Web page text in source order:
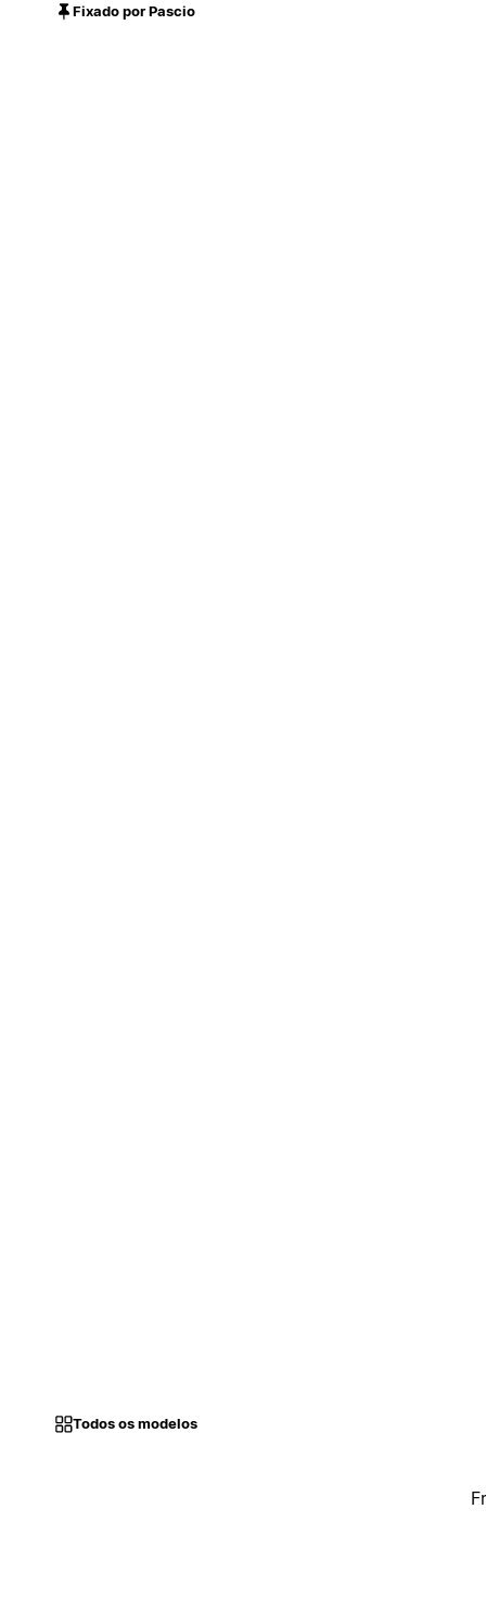
Fixado por Pascio
Todos os modelos